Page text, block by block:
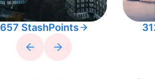
657 StashPoints